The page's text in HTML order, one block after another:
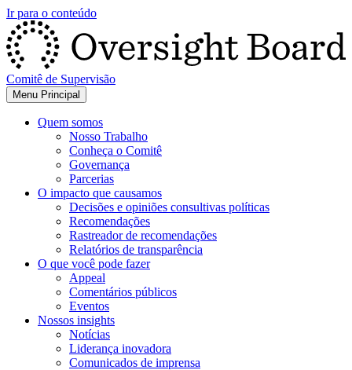
Ir para o conteúdo
Comitê de Supervisão
Menu Principal
Quem somos
Nosso Trabalho
Conheça o Comitê
Governança
Parcerias
O impacto que causamos
Decisões e opiniões consultivas políticas
Recomendações
Rastreador de recomendações
Relatórios de transparência
O que você pode fazer
Appeal
Comentários públicos
Eventos
Nossos insights
Notícias
Liderança inovadora
Comunicados de imprensa